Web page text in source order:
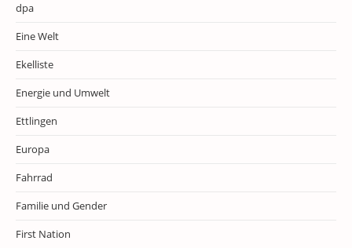
dpa
Eine Welt
Ekelliste
Energie und Umwelt
Ettlingen
Europa
Fahrrad
Familie und Gender
First Nation